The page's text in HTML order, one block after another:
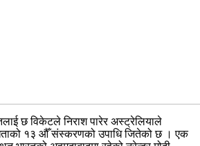
छ विकेटले निराश पारेर अस्ट्रेलियाले
१३ औँ संस्करणको उपाधि जितेको छ । एक